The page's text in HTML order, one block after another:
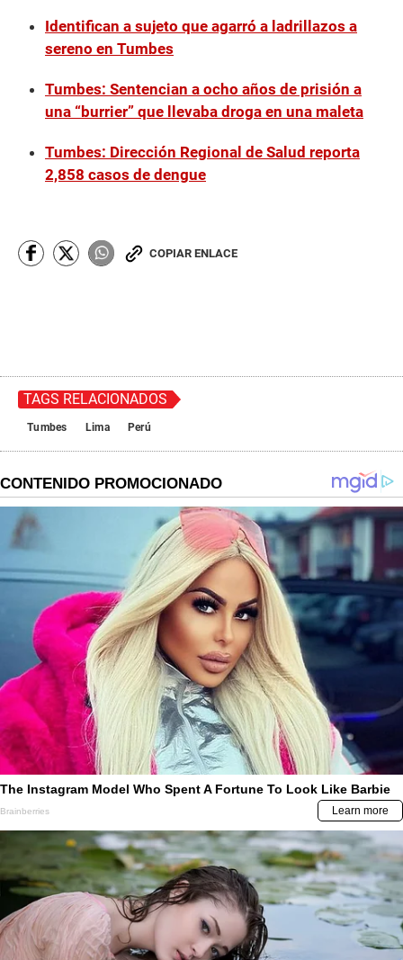
Identifican a sujeto que agarró a ladrillazos a
sereno en Tumbes
Tumbes: Sentencian a ocho años de prisión a
una “burrier” que llevaba droga en una maleta
Tumbes: Dirección Regional de Salud reporta
2,858 casos de dengue
COPIAR ENLACE
TAGS RELACIONADOS
Tumbes Lima Perú